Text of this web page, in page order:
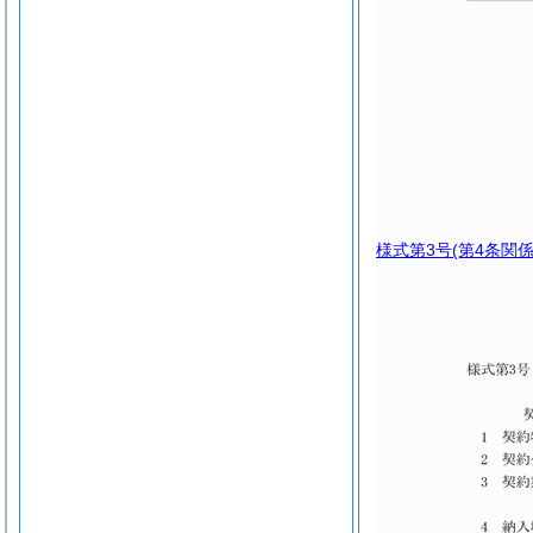
様式第3号(第4条関